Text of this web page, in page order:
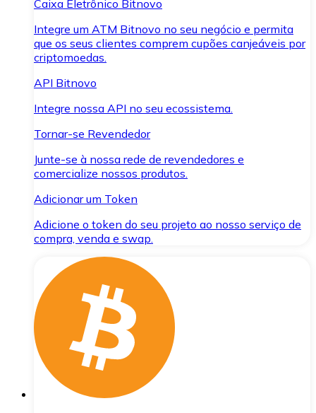
Caixa Eletrônico Bitnovo
Integre um ATM Bitnovo no seu negócio e permita
que os seus clientes comprem cupões canjeáveis por
criptomoedas.
API Bitnovo
Integre nossa API no seu ecossistema.
Tornar-se Revendedor
Junte-se à nossa rede de revendedores e
comercialize nossos produtos.
Adicionar um Token
Adicione o token do seu projeto ao nosso serviço de
compra, venda e swap.